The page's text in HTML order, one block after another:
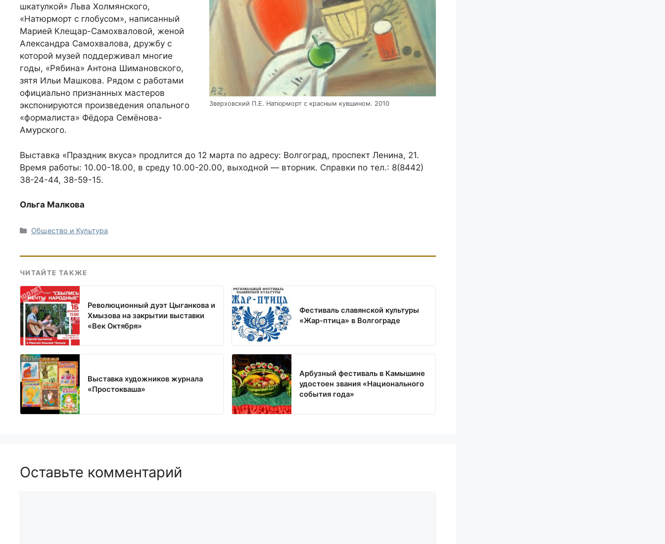
Зверховский П.Е. Натюрморт с красным кувшином. 2010
шкатулкой» Льва Холмянского,
«Натюрморт с глобусом», написанный
Марией Клещар-Самохваловой, женой
Александра Самохвалова, дружбу с
которой музей поддерживал многие
годы, «Рябина» Антона Шимановского,
зятя Ильи Машкова. Рядом с работами
официально признанных мастеров
экспонируются произведения опального
«формалиста» Фёдора Семёнова-
Амурского.
Выставка «Праздник вкуса» продлится до 12 марта по адресу: Волгоград, проспект Ленина, 21.
Время работы: 10.00-18.00, в среду 10.00-20.00, выходной — вторник. Справки по тел.: 8(8442)
38-24-44, 38-59-15.
Ольга Малкова
Рубрики
Общество и Культура
ЧИТАЙТЕ ТАКЖЕ
Революционный дуэт Цыганкова и
Хмызова на закрытии выставки
«Век Октября»
Фестиваль славянской культуры
«Жар-птица» в Волгограде
Выставка художников журнала
«Простокваша»
Арбузный фестиваль в Камышине
удостоен звания «Национального
события года»
Оставьте комментарий